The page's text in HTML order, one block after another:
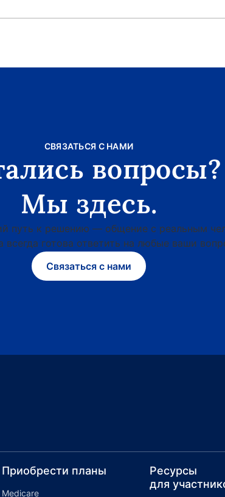
СВЯЗАТЬСЯ С НАМИ
вопросы?
Мы здесь.
путь к решению — общение с реальным
готова ответить на любые ваши
Связаться с нами
Приобрести планы
Medicare
Ресурсы
для